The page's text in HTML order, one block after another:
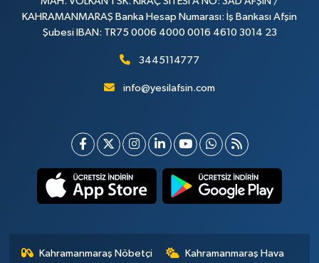
KAHRAMANMARAŞ Banka Hesap Numarası: İş Bankası Afşin
Şubesi IBAN: TR75 0006 4000 0016 4610 3014 23
3445114777
info@yesilafsin.com
Kahramanmaraş Nöbetçi
Kahramanmaraş Hava